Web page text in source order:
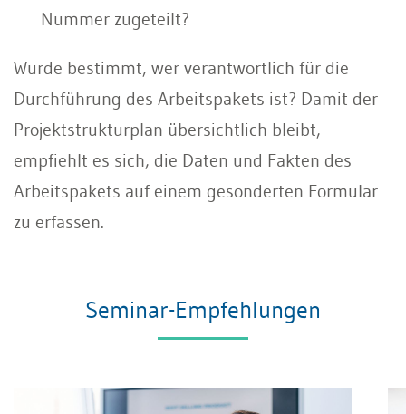
Nummer zugeteilt?
Wurde bestimmt, wer verantwortlich für die
Durchführung des Arbeitspakets ist? Damit der
Projektstrukturplan übersichtlich bleibt,
empfiehlt es sich, die Daten und Fakten des
Arbeitspakets auf einem gesonderten Formular
zu erfassen.
Seminar-Empfehlungen